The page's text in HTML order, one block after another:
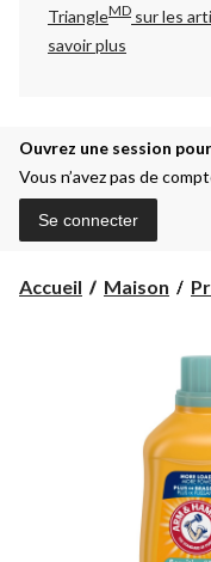
TriangleMD sur les
savoir plus
Ouvrez une session
Vous n’avez pas de
Se connecter
Accueil Maison